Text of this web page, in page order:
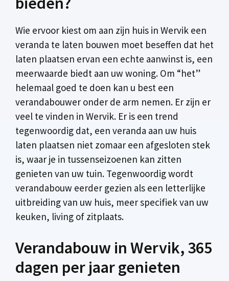
Wie ervoor kiest om aan zijn huis in Wervik een
veranda te laten bouwen moet beseffen dat het
laten plaatsen ervan een echte aanwinst is, een
meerwaarde biedt aan uw woning. Om “het”
helemaal goed te doen kan u best een
verandabouwer onder de arm nemen. Er zijn er
veel te vinden in Wervik. Er is een trend
tegenwoordig dat, een veranda aan uw huis
laten plaatsen niet zomaar een afgesloten stek
is, waar je in tussenseizoenen kan zitten
genieten van uw tuin. Tegenwoordig wordt
verandabouw eerder gezien als een letterlijke
uitbreiding van uw huis, meer specifiek van uw
keuken, living of zitplaats.
Verandabouw in Wervik, 365
dagen per jaar genieten